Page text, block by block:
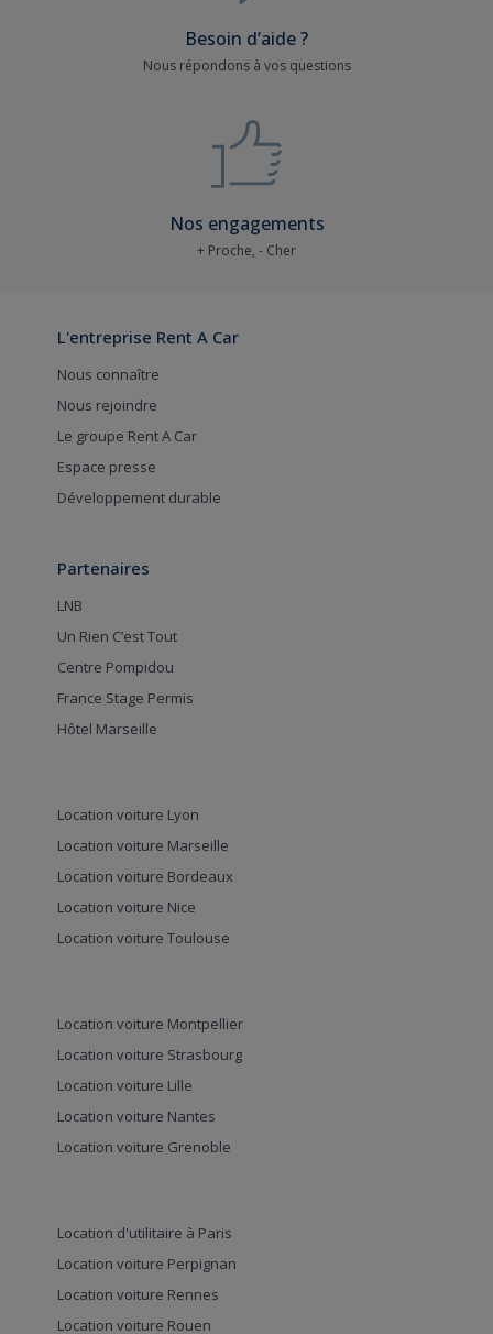
Besoin d’aide ?
Nous répondons à vos questions
Nos engagements
+ Proche, - Cher
L'entreprise Rent A Car
Nous connaître
Nous rejoindre
Le groupe Rent A Car
Espace presse
Développement durable
Partenaires
LNB
Un Rien C’est Tout
Centre Pompidou
France Stage Permis
Hôtel Marseille
Location voiture Lyon
Location voiture Marseille
Location voiture Bordeaux
Location voiture Nice
Location voiture Toulouse
Location voiture Montpellier
Location voiture Strasbourg
Location voiture Lille
Location voiture Nantes
Location voiture Grenoble
Location d'utilitaire à Paris
Location voiture Perpignan
Location voiture Rennes
Location voiture Rouen